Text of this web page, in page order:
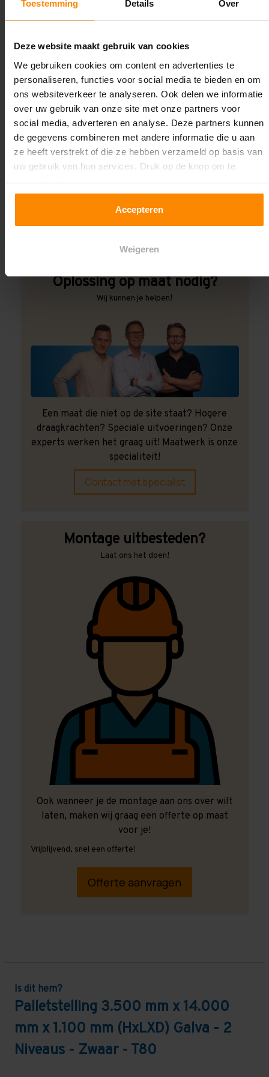
Toestemming Details Over
Deze website maakt gebruik van cookies
We gebruiken cookies om content en advertenties te
personaliseren, functies voor social media te bieden en om
ons websiteverkeer te analyseren. Ook delen we informatie
over uw gebruik van onze site met onze partners voor
social media, adverteren en analyse. Deze partners kunnen
de gegevens combineren met andere informatie die u aan
ze heeft verstrekt of die ze hebben verzameld op basis van
uw gebruik van hun services. Druk op de knop om te
accepteren!
Accepteren
Weigeren
Liggerlengte:
2.700 mm
Aantal niveaus:
2
Kleur staanders:
Galva
3.000 kg (1.000 kg per pallet)
Oplossing op maat nodig?
Wij kunnen je helpen!
Een maat die niet op de site staat? Hogere
draagkrachten? Speciale uitvoeringen? Onze
experts werken het graag uit! Maatwerk is onze
specialiteit!
Contact met specialist
Montage uitbesteden?
Laat ons het doen!
Ook wanneer je de montage aan ons over wilt
laten, maken wij graag een offerte op maat
voor je!
Vrijblijvend, snel een offerte!
Offerte aanvragen
Is dit hem?
Palletstelling 3.500 mm x 14.000
mm x 1.100 mm (HxLXD) Galva - 2
Niveaus - Zwaar - T80